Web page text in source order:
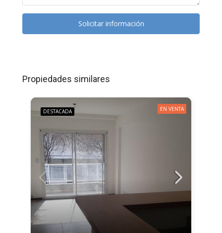
Solicitar información
Propiedades similares
DESTACADA EN VENTA